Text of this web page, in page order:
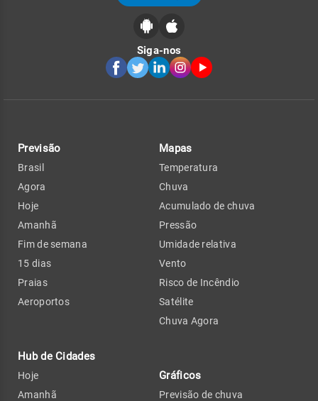
Siga-nos
Previsão
Brasil
Agora
Hoje
Amanhã
Fim de semana
15 dias
Praias
Aeroportos
Hub de Cidades
Hoje
Amanhã
Mapas
Temperatura
Chuva
Acumulado de chuva
Pressão
Umidade relativa
Vento
Risco de Incêndio
Satélite
Chuva Agora
Gráficos
Previsão de chuva